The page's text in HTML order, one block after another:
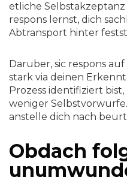
etliche Selbstakzeptanz
respons lernst, dich
Abtransport hinter
Daruber, sic respons
stark via deinen
Prozess identifiziert
weniger
anstelle dich nach
Obdach